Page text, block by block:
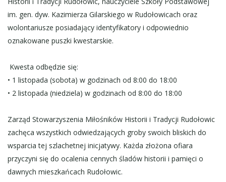
im. gen. dyw. Kazimierza Gilarskiego w Rudołowicach oraz
wolontariusze posiadający identyfikatory i odpowiednio
oznakowane puszki kwestarskie.
Kwesta odbędzie się:
• 1 listopada (sobota) w godzinach od 8:00 do 18:00
• 2 listopada (niedziela) w godzinach od 8:00 do 18:00
Zarząd Stowarzyszenia Miłośników Historii i Tradycji Rudołowic
zachęca wszystkich odwiedzających groby swoich bliskich do
wsparcia tej szlachetnej inicjatywy. Każda złożona ofiara
przyczyni się do ocalenia cennych śladów historii i pamięci o
dawnych mieszkańcach Rudołowic.